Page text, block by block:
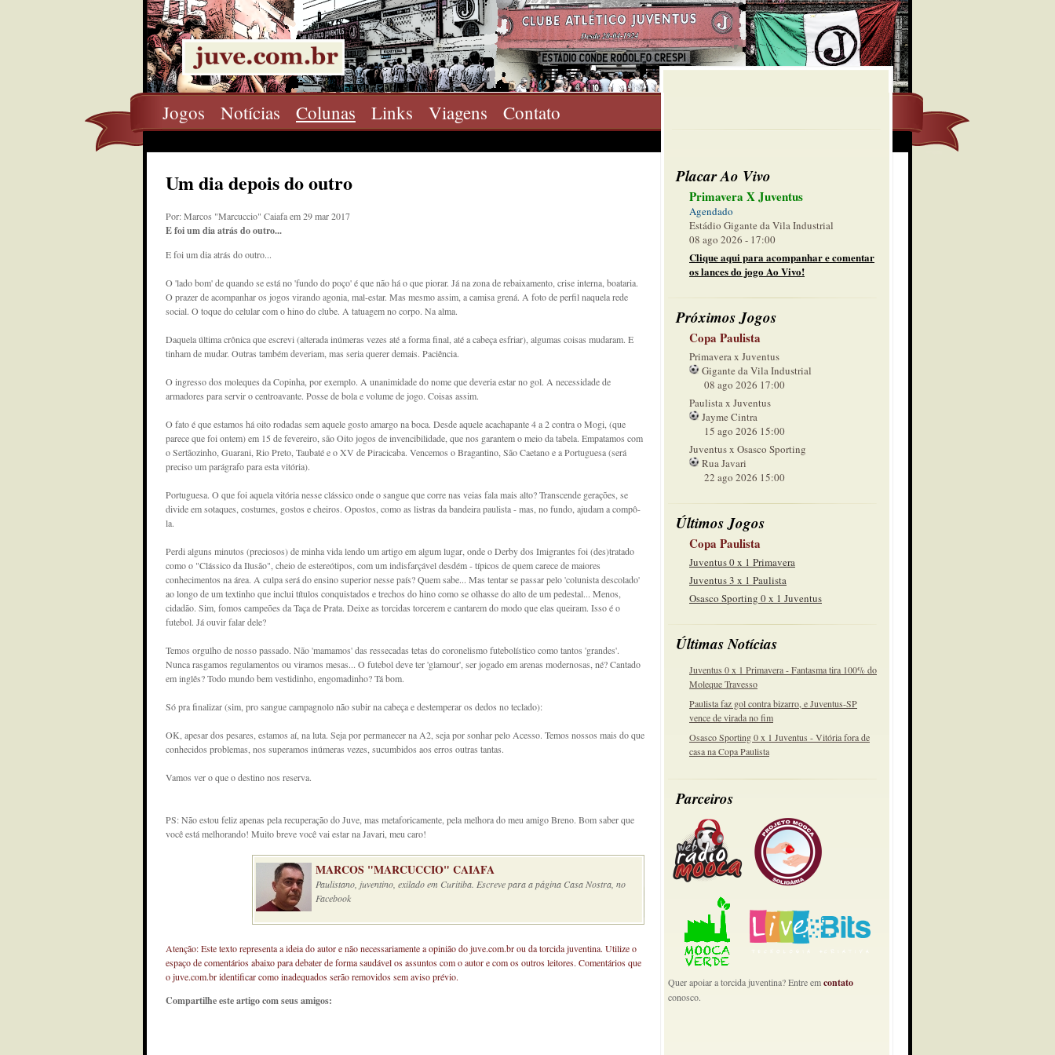
Jogos Notícias Colunas Links Viagens Contato
Placar Ao Vivo
Primavera X Juventus
Agendado
Estádio Gigante da Vila Industrial
08 ago 2026 - 17:00
Clique aqui para acompanhar e comentar
os lances do jogo Ao Vivo!
Próximos Jogos
Copa Paulista
Primavera x Juventus
Gigante da Vila Industrial
08 ago 2026 17:00
Paulista x Juventus
Jayme Cintra
15 ago 2026 15:00
Juventus x Osasco Sporting
Rua Javari
22 ago 2026 15:00
Últimos Jogos
Copa Paulista
Juventus 0 x 1 Primavera
Juventus 3 x 1 Paulista
Osasco Sporting 0 x 1 Juventus
Últimas Notícias
Juventus 0 x 1 Primavera - Fantasma tira 100% do
Moleque Travesso
Paulista faz gol contra bizarro, e Juventus-SP
vence de virada no fim
Osasco Sporting 0 x 1 Juventus - Vitória fora de
casa na Copa Paulista
Parceiros
Quer apoiar a torcida juventina? Entre emcontato
conosco.
Um dia depois do outro
Por: Marcos "Marcuccio" Caiafa em 29 mar 2017
E foi um dia atrás do outro...
E foi um dia atrás do outro...
O 'lado bom' de quando se está no 'fundo do poço' é que não há o que piorar. Já na zona de rebaixamento, crise interna, boataria.
O prazer de acompanhar os jogos virando agonia, mal-estar. Mas mesmo assim, a camisa grená. A foto de perfil naquela rede
social. O toque do celular com o hino do clube. A tatuagem no corpo. Na alma.
Daquela última crônica que escrevi (alterada inúmeras vezes até a forma final, até a cabeça esfriar), algumas coisas mudaram. E
tinham de mudar. Outras também deveriam, mas seria querer demais. Paciência.
O ingresso dos moleques da Copinha, por exemplo. A unanimidade do nome que deveria estar no gol. A necessidade de
armadores para servir o centroavante. Posse de bola e volume de jogo. Coisas assim.
O fato é que estamos há oito rodadas sem aquele gosto amargo na boca. Desde aquele acachapante 4 a 2 contra o Mogi, (que
parece que foi ontem) em 15 de fevereiro, são Oito jogos de invencibilidade, que nos garantem o meio da tabela. Empatamos com
o Sertãozinho, Guarani, Rio Preto, Taubaté e o XV de Piracicaba. Vencemos o Bragantino, São Caetano e a Portuguesa (será
preciso um parágrafo para esta vitória).
Portuguesa. O que foi aquela vitória nesse clássico onde o sangue que corre nas veias fala mais alto? Transcende gerações, se
divide em sotaques, costumes, gostos e cheiros. Opostos, como as listras da bandeira paulista - mas, no fundo, ajudam a compô-
la.
Perdi alguns minutos (preciosos) de minha vida lendo um artigo em algum lugar, onde o Derby dos Imigrantes foi (des)tratado
como o "Clássico da Ilusão", cheio de estereótipos, com um indisfarçável desdém - típicos de quem carece de maiores
conhecimentos na área. A culpa será do ensino superior nesse país? Quem sabe... Mas tentar se passar pelo 'colunista descolado'
ao longo de um textinho que inclui títulos conquistados e trechos do hino como se olhasse do alto de um pedestal... Menos,
cidadão. Sim, fomos campeões da Taça de Prata. Deixe as torcidas torcerem e cantarem do modo que elas queiram. Isso é o
futebol. Já ouvir falar dele?
Temos orgulho de nosso passado. Não 'mamamos' das ressecadas tetas do coronelismo futebolístico como tantos 'grandes'.
Nunca rasgamos regulamentos ou viramos mesas... O futebol deve ter 'glamour', ser jogado em arenas modernosas, né? Cantado
em inglês? Todo mundo bem vestidinho, engomadinho? Tá bom.
Só pra finalizar (sim, pro sangue campagnolo não subir na cabeça e destemperar os dedos no teclado):
OK, apesar dos pesares, estamos aí, na luta. Seja por permanecer na A2, seja por sonhar pelo Acesso. Temos nossos mais do que
conhecidos problemas, nos superamos inúmeras vezes, sucumbidos aos erros outras tantas.
Vamos ver o que o destino nos reserva.
PS: Não estou feliz apenas pela recuperação do Juve, mas metaforicamente, pela melhora do meu amigo Breno. Bom saber que
você está melhorando! Muito breve você vai estar na Javari, meu caro!
MARCOS "MARCUCCIO" CAIAFA
Paulistano, juventino, exilado em Curitiba. Escreve para a página Casa Nostra, no
Facebook
Atenção: Este texto representa a ideia do autor e não necessariamente a opinião do juve.com.br ou da torcida juventina. Utilize o
espaço de comentários abaixo para debater de forma saudável os assuntos com o autor e com os outros leitores. Comentários que
o juve.com.br identificar como inadequados serão removidos sem aviso prévio.
Compartilhe este artigo com seus amigos: